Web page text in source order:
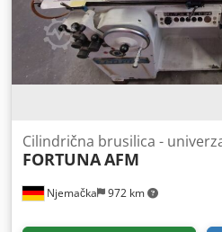
Njemačka 972 km
Cilindrična brusilica -
FORTUNAAFM